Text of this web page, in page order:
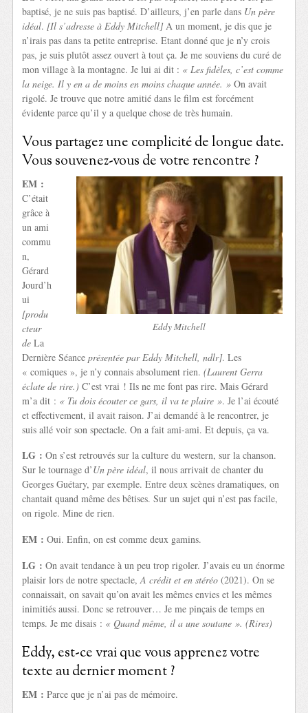
baptisé, je ne suis pas baptisé. D’ailleurs, j’en parle dans Un père
idéal. [Il s’adresse à Eddy Mitchell]A un moment, je dis que je
n’irais pas dans ta petite entreprise. Etant donné que je n’y crois
pas, je suis plutôt assez ouvert à tout ça. Je me souviens du curé de
mon village à la montagne. Je lui ai dit : « Les fidèles, c’est comme
la neige. Il y en a de moins en moins chaque année. » On avait
rigolé. Je trouve que notre amitié dans le film est forcément
évidente parce qu’il y a quelque chose de très humain.
Vous partagez une complicité de longue date.
Vous souvenez-vous de votre rencontre ?
Eddy Mitchell
EM :
C’était
grâce à
un ami
commu
n,
Gérard
Jourd’h
ui
[produ
cteur
de La
Dernière Séanceprésentée par Eddy Mitchell, ndlr]. Les
« comiques », je n’y connais absolument rien.(Laurent Gerra
éclate de rire.) C’est vrai ! Ils ne me font pas rire. Mais Gérard
m’a dit : « Tu dois écouter ce gars, il va te plaire ». Je l’ai écouté
et effectivement, il avait raison. J’ai demandé à le rencontrer, je
suis allé voir son spectacle. On a fait ami-ami. Et depuis, ça va.
LG : On s’est retrouvés sur la culture du western, sur la chanson.
Sur le tournage d’Un père idéal, il nous arrivait de chanter du
Georges Guétary, par exemple. Entre deux scènes dramatiques, on
chantait quand même des bêtises. Sur un sujet qui n’est pas facile,
on rigole. Mine de rien.
EM : Oui. Enfin, on est comme deux gamins.
LG : On avait tendance à un peu trop rigoler. J’avais eu un énorme
plaisir lors de notre spectacle,A crédit et en stéréo (2021). On se
connaissait, on savait qu’on avait les mêmes envies et les mêmes
inimitiés aussi. Donc se retrouver… Je me pinçais de temps en
temps. Je me disais : « Quand même, il a une soutane ». (Rires)
Eddy, est-ce vrai que vous apprenez votre
texte au dernier moment ?
EM : Parce que je n’ai pas de mémoire.